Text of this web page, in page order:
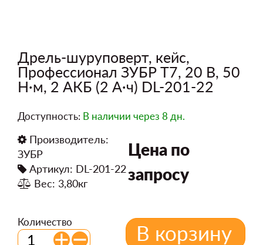
Дрель-шуруповерт, кейс,
Профессионал ЗУБР Т7, 20 В, 50
Н·м, 2 АКБ (2 А·ч) DL-201-22
Доступность: В наличии через 8 дн.
Производитель:
ЗУБР
Артикул: DL-201-22
Вес: 3,80кг
Цена по
запросу
Количество В корзину